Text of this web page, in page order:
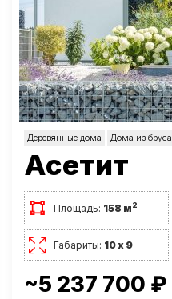
Деревянные дома Дома из бруса
Асетит
Площадь: 158 м2
Габариты: 10 х 9
~5 237 700 ₽